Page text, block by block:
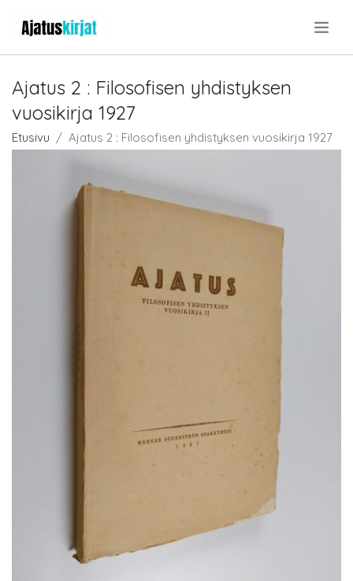
Ajatus 2 : Filosofisen yhdistyksen
vuosikirja 1927
Etusivu Ajatus 2 : Filosofisen yhdistyksen vuosikirja 1927